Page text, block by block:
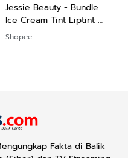
Jessie Beauty - Bundle
Ice Cream Tint Liptint All
Variant
Shopee
Fakta di Balik